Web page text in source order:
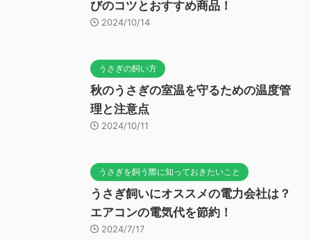
びのコツとおすすめ商品！
2024/10/14
うさぎの飼い方
秋のうさぎの室温を守るための温度管
理と注意点
2024/10/11
うさぎを飼う際に知っておきたいこと
うさぎ飼いにオススメの電力会社は？
エアコンの電気代を節約！
2024/7/17